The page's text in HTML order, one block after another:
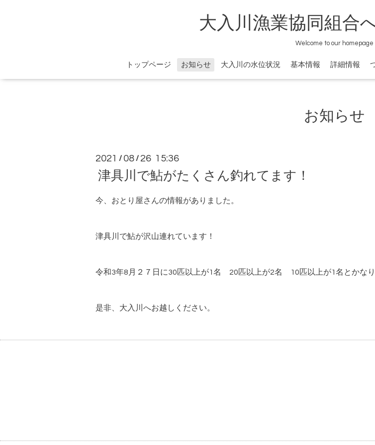
大入川漁業協同組合
Welcome to our homepage
トップページ お知らせ 大入川の水位状況 基本情報 詳細情報
お知らせ
2021 / 08 / 26 15:36
津具川で鮎がたくさん釣れてます！
今、おとり屋さんの情報がありました。
津具川で鮎が沢山連れています！
令和3年8月２７日に30匹以上が1名 20匹以上が2名 10匹以上が1名とかなり
是非、大入川へお越しください。